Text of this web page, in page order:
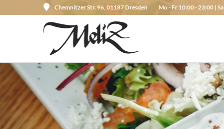
Chemnitzer Str. 96, 01187 Dresden Mo - Fr 10:00 - 23:00 |